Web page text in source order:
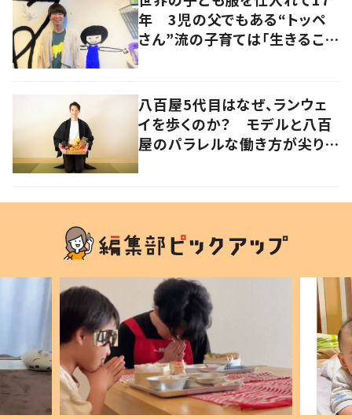
年 3児の父でもある“トッペ
さん”流の子育ては「生きること
八百屋5代目はなぜ、ランウェ
イを歩くのか？ モデルと八百
屋のパラレルな働き方が尖り続